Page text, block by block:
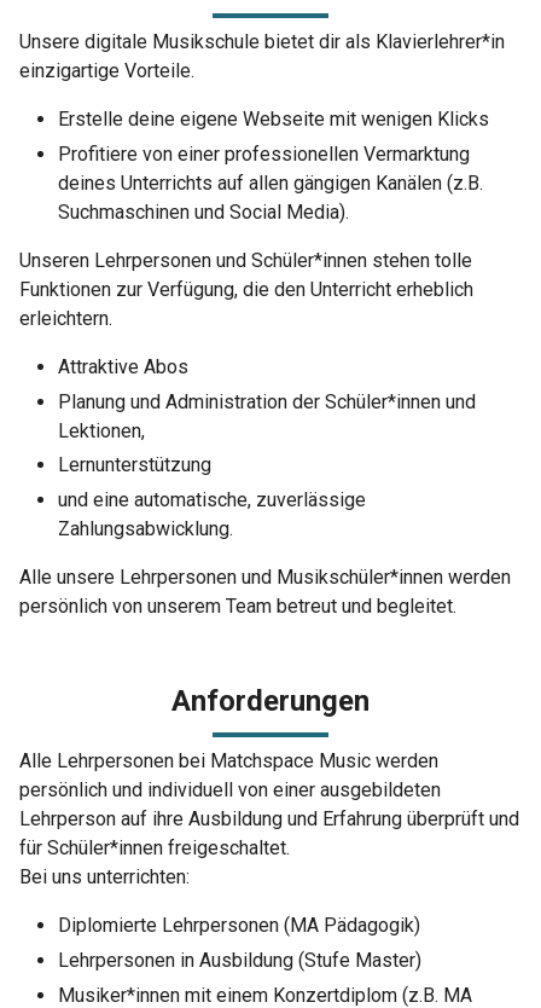
Unsere digitale Musikschule bietet dir als Klavierlehrer*in
einzigartige Vorteile.
Erstelle deine eigene Webseite mit wenigen Klicks
Profitiere von einer professionellen Vermarktung
deines Unterrichts auf allen gängigen Kanälen (z.B.
Suchmaschinen und Social Media).
Unseren Lehrpersonen und Schüler*innen stehen tolle
Funktionen zur Verfügung, die den Unterricht erheblich
erleichtern.
Attraktive Abos
Planung und Administration der Schüler*innen und
Lektionen,
Lernunterstützung
und eine automatische, zuverlässige
Zahlungsabwicklung.
Alle unsere Lehrpersonen und Musikschüler*innen werden
persönlich von unserem Team betreut und begleitet.
Anforderungen
Alle Lehrpersonen bei Matchspace Music werden
persönlich und individuell von einer ausgebildeten
Lehrperson auf ihre Ausbildung und Erfahrung überprüft und
für Schüler*innen freigeschaltet.
Bei uns unterrichten:
Diplomierte Lehrpersonen (MA Pädagogik)
Lehrpersonen in Ausbildung (Stufe Master)
Musiker*innen mit einem Konzertdiplom (z.B. MA